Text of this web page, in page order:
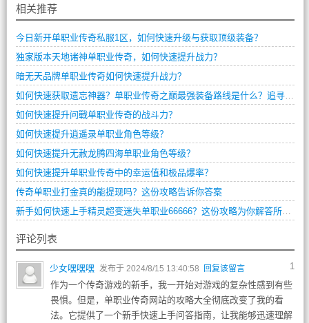
相关推荐
今日新开单职业传奇私服1区，如何快速升级与获取顶级装备？
独家版本天地诸神单职业传奇，如何快速提升战力？
暗无天品牌单职业传奇如何快速提升战力？
如何快速获取遗忘神器？单职业传奇之巅最强装备路线是什么？追寻失落记忆任务卡关了怎么办？
如何快速提升问戰单职业传奇的战斗力？
如何快速提升逍遥录单职业角色等级？
如何快速提升无赦龙腾四海单职业角色等级？
如何快速提升单职业传奇中的幸运值和极品爆率？
传奇单职业打金真的能提现吗？这份攻略告诉你答案
新手如何快速上手精灵超变迷失单职业66666？这份攻略为你解答所有疑问。
评论列表
1
少女嘿嘿嘿 发布于 2024/8/15 13:40:58 回复该留言
作为一个传奇游戏的新手，我一开始对游戏的复杂性感到有些
畏惧。但是，单职业传奇网站的攻略大全彻底改变了我的看
法。它提供了一个新手快速上手问答指南，让我能够迅速理解